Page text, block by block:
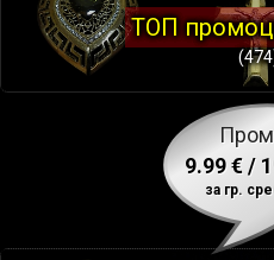
ТОП
9.99 € /
за гр.